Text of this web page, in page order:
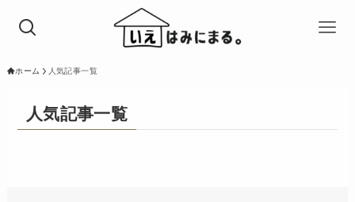
ホーム 人気記事一覧
人気記事一覧